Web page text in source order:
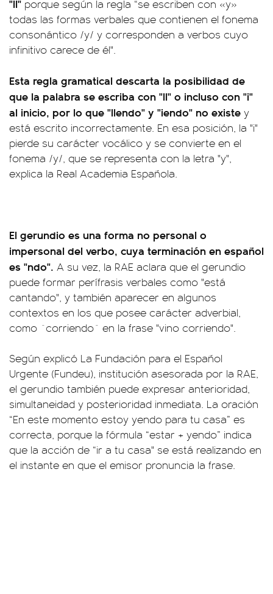
"ll" porque según la regla “se escriben con «y»
todas las formas verbales que contienen el fonema
consonántico /y/ y corresponden a verbos cuyo
infinitivo carece de él".
Esta regla gramatical descarta la posibilidad de
que la palabra se escriba con "ll" o incluso con "i"
al inicio, por lo que "llendo" y "iendo" no existe y
está escrito incorrectamente. En esa posición, la "i"
pierde su carácter vocálico y se convierte en el
fonema /y/, que se representa con la letra "y",
explica la Real Academia Española.
El gerundio es una forma no personal o
impersonal del verbo, cuya terminación en español
es "ndo". A su vez, la RAE aclara que el gerundio
puede formar perífrasis verbales como "está
cantando", y también aparecer en algunos
contextos en los que posee carácter adverbial,
como ´corriendo´ en la frase "vino corriendo".
Según explicó La Fundación para el Español
Urgente (Fundeu), institución asesorada por la RAE,
el gerundio también puede expresar anterioridad,
simultaneidad y posterioridad inmediata. La oración
“En este momento estoy yendo para tu casa” es
correcta, porque la fórmula “estar + yendo” indica
que la acción de “ir a tu casa" se está realizando en
el instante en que el emisor pronuncia la frase.